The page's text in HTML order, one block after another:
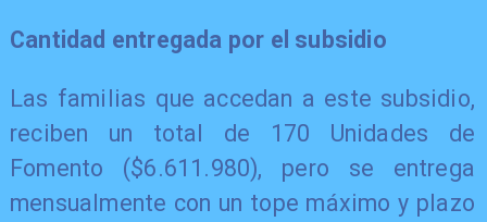
Cantidad entregada por el subsidio
Las familias que accedan a este subsidio,
reciben un total de 170 Unidades de
Fomento ($6.611.980), pero se entrega
mensualmente con un tope máximo y plazo